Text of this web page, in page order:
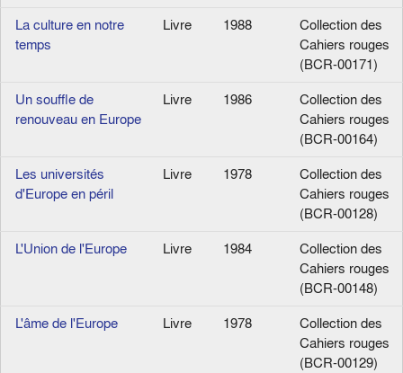
La culture en notre
temps
Livre 1988
Collection des
Cahiers rouges
(BCR-00171)
Un souffle de
renouveau en Europe
Livre 1986
Collection des
Cahiers rouges
(BCR-00164)
Les universités
d'Europe en péril
Livre 1978
Collection des
Cahiers rouges
(BCR-00128)
L'Union de l'Europe
Livre 1984
Collection des
Cahiers rouges
(BCR-00148)
L'âme de l'Europe
Livre 1978
Collection des
Cahiers rouges
(BCR-00129)